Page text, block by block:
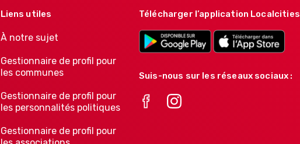
Liens utiles
À notre sujet
Gestionnaire de profil pour
les communes
Gestionnaire de profil pour
les personnalités politiques
Gestionnaire de profil pour
Télécharger l’application Localcities
Suis-nous sur les réseaux sociaux :